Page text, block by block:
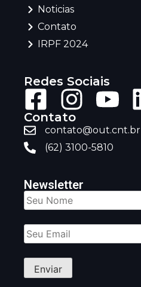
Noticias
Contato
IRPF 2024
Redes Sociais
Contato
contato@out.cnt.br
(62) 3100-5810
Newsletter